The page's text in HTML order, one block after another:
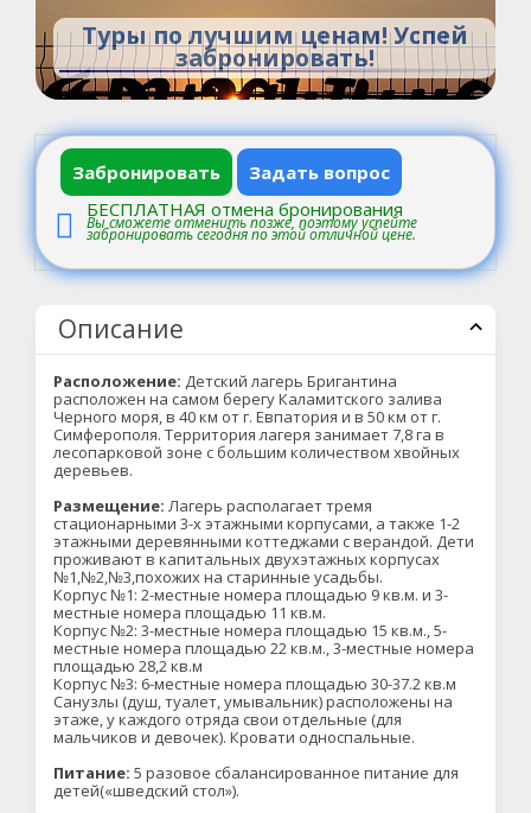
Туры по лучшим ценам! Успей
забронировать!
Забронировать
Задать вопрос
БЕСПЛАТНАЯ отмена бронирования
Вы сможете отменить позже, поэтому успейте
забронировать сегодня по этой отличной цене.
Описание
Расположение: Детский лагерь Бригантина
расположен на самом берегу Каламитского залива
Черного моря, в 40 км от г. Евпатория и в 50 км от г.
Симферополя. Территория лагеря занимает 7,8 га в
лесопарковой зоне с большим количеством хвойных
деревьев.
Размещение: Лагерь располагает тремя
стационарными 3-х этажными корпусами, а также 1-2
этажными деревянными коттеджами с верандой. Дети
проживают в капитальных двухэтажных корпусах
№1,№2,№3,похожих на старинные усадьбы.
Корпус №1: 2-местные номера площадью 9 кв.м. и 3-
местные номера площадью 11 кв.м.
Корпус №2: 3-местные номера площадью 15 кв.м., 5-
местные номера площадью 22 кв.м., 3-местные номера
площадью 28,2 кв.м
Корпус №3: 6-местные номера площадью 30-37.2 кв.м
Санузлы (душ, туалет, умывальник) расположены на
этаже, у каждого отряда свои отдельные (для
мальчиков и девочек). Кровати односпальные.
Питание: 5 разовое сбалансированное питание для
детей(«шведский стол»).